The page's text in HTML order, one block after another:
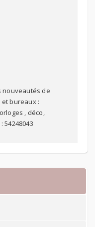
nouveautés de
bureaux :
, déco,
54248043